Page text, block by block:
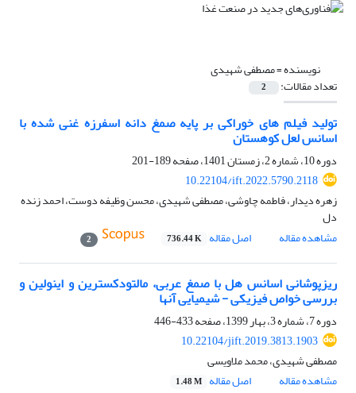
نویسنده =مصطفی شهیدی
تعداد مقالات: 2
تولید فیلم های خوراکی بر پایه صمغ دانه اسفرزه غنی شده با
اسانس لعل کوهستان
دوره 10، شماره 2، زمستان 1401، صفحه
189-201
10.22104/ift.2022.5790.2118
زهره دیدار، فاطمه چاوشی، مصطفی شهیدی، محسن وظیفه دوست، احمد زنده
دل
مشاهده مقاله
اصل مقاله 736.44 K
2
ریزپوشانی اسانس هل با صمغ عربی، مالتودکسترین و اینولین و
بررسی خواص فیزیکی - شیمیایی آنها
دوره 7، شماره 3، بهار 1399، صفحه
433-446
10.22104/jift.2019.3813.1903
مصطفی شهیدی، محمد ملاویسی
مشاهده مقاله
اصل مقاله 1.48 M